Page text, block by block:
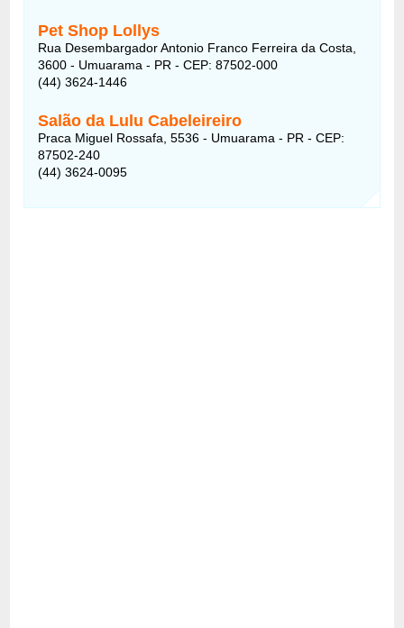
Pet Shop Lollys
Rua Desembargador Antonio Franco Ferreira da Costa,
3600 - Umuarama - PR - CEP: 87502-000
(44) 3624-1446
Salão da Lulu Cabeleireiro
Praca Miguel Rossafa, 5536 - Umuarama - PR - CEP:
87502-240
(44) 3624-0095